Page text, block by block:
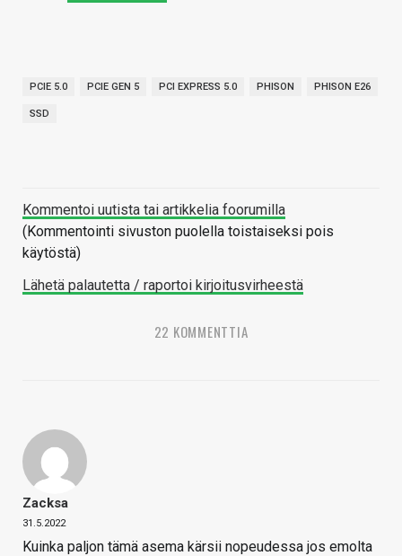
PCIE 5.0 PCIE GEN 5 PCI EXPRESS 5.0 PHISON PHISON E26
SSD
Kommentoi uutista tai artikkelia foorumilla
(Kommentointi sivuston puolella toistaiseksi pois
käytöstä)
Lähetä palautetta / raportoi kirjoitusvirheestä
22 KOMMENTTIA
Zacksa
31.5.2022
Kuinka paljon tämä asema kärsii nopeudessa jos emolta